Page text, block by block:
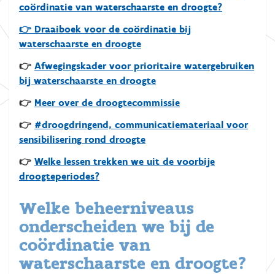
coördinatie van waterschaarste en droogte?
👉 Draaiboek voor de coördinatie bij
waterschaarste en droogte
👉 Afwegingskader voor prioritaire watergebruiken
bij waterschaarste en droogte
👉 Meer over de droogtecommissie
👉 #droogdringend, communicatiemateriaal voor
sensibilisering rond droogte
👉 Welke lessen trekken we uit de voorbije
droogteperiodes?
Welke beheerniveaus
onderscheiden we bij de
coördinatie van
waterschaarste en droogte?